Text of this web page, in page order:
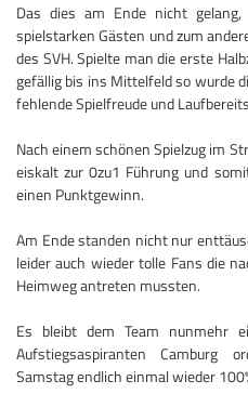
Das dies am Ende nicht
spielstarken Gästen und zum
des SVH. Spielte man die erste
gefällig bis ins Mittelfeld so wurde
fehlende Spielfreude und
Nach einem schönen Spielzug im
eiskalt zur 0zu1 Führung und
einen Punktgewinn.
Am Ende standen nicht nur
leider auch wieder tolle Fans die
Heimweg antreten mussten.
Es bleibt dem Team nunmehr
Aufstiegsaspiranten Camburg
Samstag endlich einmal wieder